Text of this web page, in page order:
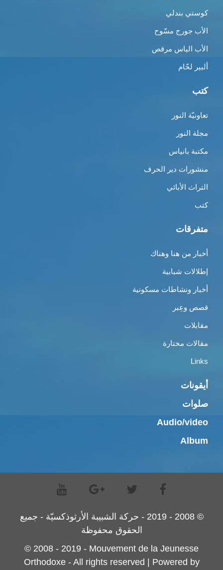
كوستي بندلي
الأب جورج مسّوح
الأب الياس مرقص
ألبير لحّام
كتب
تعاونيّة النور
مجلة النور
مكتبة بانياس
منشورات دير الحرف
التراث الأبائي
كتب
متفرقات
أخبار من هنا وهناك
إطلالات شبابية
أخبار ونشاطات مسكونية
قصص وعِبر
مقابلات
مقالات مختارة
Links
أيقونات
صلوات
Audio/video
Album
© 2008 - 2019 - حركة الشبيبة الأرثوذكسيّة - جميع
الحقوق محفوظة
© 2008 - 2019 - Mouvement de la Jeunesse
Orthodoxe - All rights reserved | Powered by